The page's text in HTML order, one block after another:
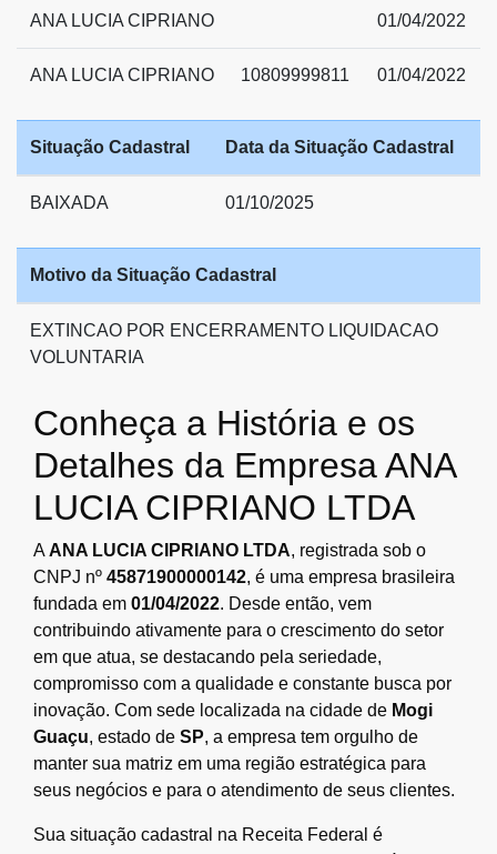
ANA LUCIA CIPRIANO 01/04/2022
ANA LUCIA CIPRIANO 10809999811 01/04/2022
Situação Cadastral Data da Situação Cadastral
BAIXADA 01/10/2025
Motivo da Situação Cadastral
EXTINCAO POR ENCERRAMENTO LIQUIDACAO
VOLUNTARIA
Conheça a História e os
Detalhes da Empresa ANA
LUCIA CIPRIANO LTDA
AANA LUCIA CIPRIANO LTDA, registrada sob o
CNPJ nº 45871900000142, é uma empresa brasileira
fundada em 01/04/2022. Desde então, vem
contribuindo ativamente para o crescimento do setor
em que atua, se destacando pela seriedade,
compromisso com a qualidade e constante busca por
inovação. Com sede localizada na cidade de Mogi
Guaçu, estado de SP, a empresa tem orgulho de
manter sua matriz em uma região estratégica para
seus negócios e para o atendimento de seus clientes.
Sua situação cadastral na Receita Federal é